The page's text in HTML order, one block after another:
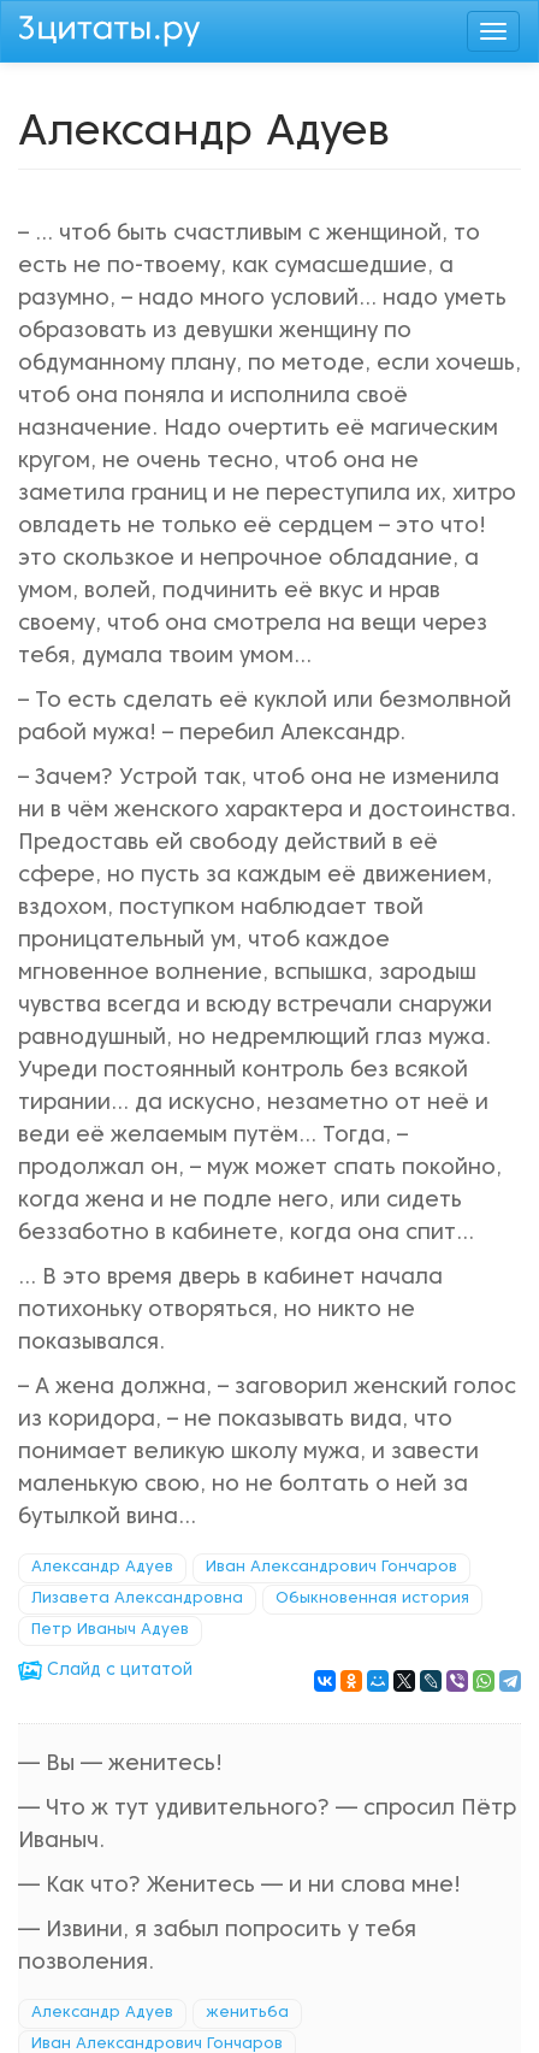
Перейти
Александр Адуев
– ... чтоб быть счастливым с женщиной, то
есть не по-твоему, как сумасшедшие, а
разумно, – надо много условий... надо уметь
образовать из девушки женщину по
обдуманному плану, по методе, если хочешь,
чтоб она поняла и исполнила своё
назначение. Надо очертить её магическим
кругом, не очень тесно, чтоб она не
заметила границ и не переступила их, хитро
овладеть не только её сердцем – это что!
это скользкое и непрочное обладание, а
умом, волей, подчинить её вкус и нрав
своему, чтоб она смотрела на вещи через
тебя, думала твоим умом...
– То есть сделать её куклой или безмолвной
рабой мужа! – перебил Александр.
– Зачем? Устрой так, чтоб она не изменила
ни в чём женского характера и достоинства.
Предоставь ей свободу действий в её
сфере, но пусть за каждым её движением,
вздохом, поступком наблюдает твой
проницательный ум, чтоб каждое
мгновенное волнение, вспышка, зародыш
чувства всегда и всюду встречали снаружи
равнодушный, но недремлющий глаз мужа.
Учреди постоянный контроль без всякой
тирании… да искусно, незаметно от неё и
веди её желаемым путём... Тогда, –
продолжал он, – муж может спать покойно,
когда жена и не подле него, или сидеть
беззаботно в кабинете, когда она спит...
... В это время дверь в кабинет начала
потихоньку отворяться, но никто не
показывался.
– А жена должна, – заговорил женский голос
из коридора, – не показывать вида, что
понимает великую школу мужа, и завести
маленькую свою, но не болтать о ней за
бутылкой вина...
Александр Адуев Иван Александрович Гончаров
Лизавета Александровна Обыкновенная история
Петр Иваныч Адуев
Cлайд с цитатой
— Вы — женитесь!
— Что ж тут удивительного? — спросил Пётр
Иваныч.
— Как что? Женитесь — и ни слова мне!
— Извини, я забыл попросить у тебя
позволения.
Александр Адуев женитьба
Иван Александрович Гончаров